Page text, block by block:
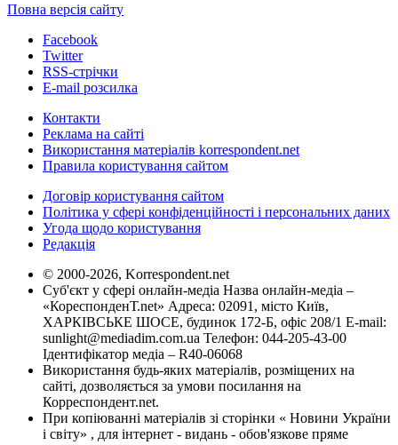
Повна версія сайту
Facebook
Twitter
RSS-стрічки
E-mail розсилка
Контакти
Реклама на сайті
Використання матеріалів korrespondent.net
Правила користування сайтом
Договір користування сайтом
Політика у сфері конфіденційності і персональних даних
Угода щодо користування
Редакція
© 2000-2026, Korrespondent.net
Суб'єкт у сфері онлайн-медіа Назва онлайн-медіа –
«КореспонденТ.net» Адреса: 02091, місто Київ,
ХАРКІВСЬКЕ ШОСЕ, будинок 172-Б, офіс 208/1 E-mail:
sunlight@mediadim.com.ua Телефон: 044-205-43-00
Ідентифікатор медіа – R40-06068
Використання будь-яких матеріалів, розміщених на
сайті, дозволяється за умови посилання на
Корреспондент.net.
При копіюванні матеріалів зі сторінки « Новини України
і світу» , для інтернет - видань - обов'язкове пряме